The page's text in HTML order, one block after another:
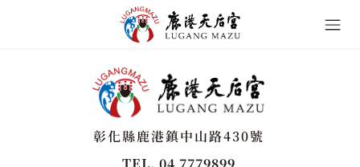
彰化縣鹿港鎮中山路430號
TEL. 04 7779899